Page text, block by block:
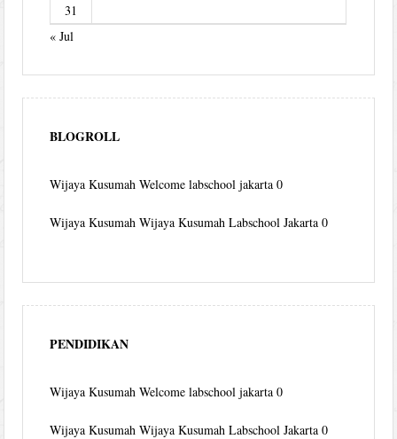
31
« Jul
BLOGROLL
Wijaya Kusumah Welcome labschool jakarta 0
Wijaya Kusumah Wijaya Kusumah Labschool Jakarta 0
PENDIDIKAN
Wijaya Kusumah Welcome labschool jakarta 0
Wijaya Kusumah Wijaya Kusumah Labschool Jakarta 0